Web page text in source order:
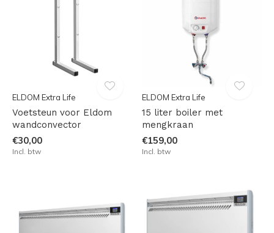
ELDOM Extra Life
Voetsteun voor Eldom
wandconvector
€30,00
Incl. btw
ELDOM Extra Life
15 liter boiler met
mengkraan
€159,00
Incl. btw